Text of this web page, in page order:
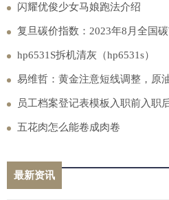
闪耀优俊少女马娘跑法介绍
复旦碳价指数：2023年8月全国
元
hp6531S拆机清灰（hp6531s）
易维哲：黄金注意短线调整，原
员工档案登记表模板入职前入职
五花肉怎么能卷成肉卷
最新资讯